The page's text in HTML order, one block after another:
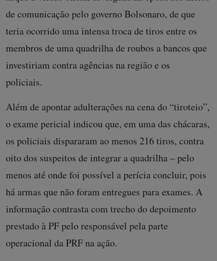
de comunicação pelo governo Bolsonaro, de que
teria ocorrido uma intensa troca de tiros entre os
membros de uma quadrilha de roubos a bancos que
investiriam contra agências na região e os
policiais.
Além de apontar adulterações na cena do “tiroteio”,
o exame pericial indicou que, em uma das chácaras,
os policiais dispararam ao menos 216 tiros, contra
oito dos suspeitos de integrar a quadrilha – pelo
menos até onde foi possível a perícia concluir, pois
há armas que não foram entregues para exames. A
informação contrasta com trecho do depoimento
prestado à PF pelo responsável pela parte
operacional da PRF na ação.